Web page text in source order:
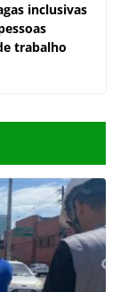
inclusivas
trabalho